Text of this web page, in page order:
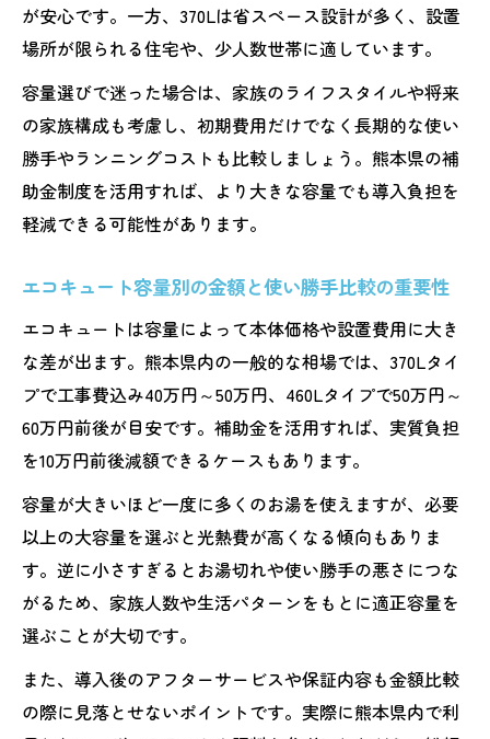
が安心です。一方、370Lは省スペース設計が多く、設置
場所が限られる住宅や、少人数世帯に適しています。
容量選びで迷った場合は、家族のライフスタイルや将来
の家族構成も考慮し、初期費用だけでなく長期的な使い
勝手やランニングコストも比較しましょう。熊本県の補
助金制度を活用すれば、より大きな容量でも導入負担を
軽減できる可能性があります。
エコキュート容量別の金額と使い勝手比較の重要性
エコキュートは容量によって本体価格や設置費用に大き
な差が出ます。熊本県内の一般的な相場では、370Lタイ
プで工事費込み40万円～50万円、460Lタイプで50万円～
60万円前後が目安です。補助金を活用すれば、実質負担
を10万円前後減額できるケースもあります。
容量が大きいほど一度に多くのお湯を使えますが、必要
以上の大容量を選ぶと光熱費が高くなる傾向もありま
す。逆に小さすぎるとお湯切れや使い勝手の悪さにつな
がるため、家族人数や生活パターンをもとに適正容量を
選ぶことが大切です。
また、導入後のアフターサービスや保証内容も金額比較
の際に見落とせないポイントです。実際に熊本県内で利